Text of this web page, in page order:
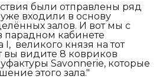
были отправлены ряд
входили в основу
залов. И вот мы с
парадном кабинете
великого князя на тот
вы видите 8 ковриков
Savonnerie, которые
этого зала."